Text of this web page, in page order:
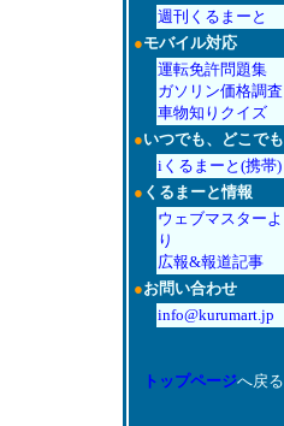
週刊くるまーと
●モバイル対応
運転免許問題集
ガソリン価格調査
車物知りクイズ
●いつでも、どこでも
iくるまーと(携帯)
● くるまーと情報
ウェブマスターよ
り
広報&報道記事
●お問い合わせ
info@kurumart.jp
トップページへ戻る